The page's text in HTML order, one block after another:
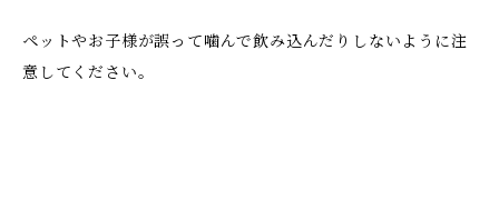
ペットやお子様が誤って噛んで飲み込んだりしないように注
意してください。